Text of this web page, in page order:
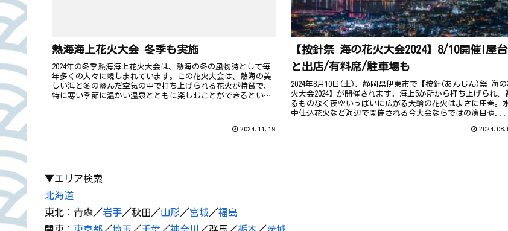
熱海海上花火大会 冬季も実施
2024年の冬季熱海海上花火大会は、熱海の冬の風物詩として毎
年多くの人々に親しまれています。この花火大会は、熱海の美
しい海と冬の澄んだ空気の中で打ち上げられる花火が特徴で、
特に寒い季節に温かい温泉とともに楽しむことができるという
2024.11.19
【按針祭 海の花火大会2024】8/10開催!屋台
と出店/有料席/駐車場も
2024年8月10日(土)、静岡県伊東市で【按針(あんじん)祭 海の
火大会2024】が開催されます。海上5か所から打ち上げられ、
るものなく夜空いっぱいに広がる大輪の花火はまさに圧巻。
中仕込花火など海辺で開催される今大会ならではの演目や...
▼エリア検索
北海道
東北：青森／岩手／秋田／山形／宮城 ／福島
関東： 東京都 ／埼玉 ／千葉 ／神奈川 ／群馬／栃木 ／茨城